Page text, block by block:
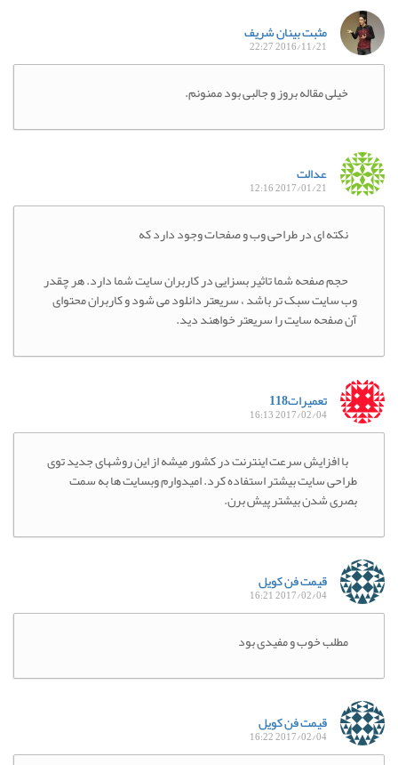
مثبت بینان شریف
2016/11/21 22:27
خیلی مقاله بروز و جالبی بود ممنونم.
عدالت
2017/01/21 12:16
نکته ای در طراحی وب و صفحات وجود دارد که
حجم صفحه شما تاثیر بسزایی در کاربران سایت شما دارد. هر چقدر
وب سایت سبک تر باشد ، سریعتر دانلود می شود و کاربران محتوای
آن صفحه سایت را سریعتر خواهند دید.
تعمیرات118
2017/02/04 16:13
با افزایش سرعت اینترنت در کشور میشه از این روشهای جدید توی
طراحی سایت بیشتر استفاده کرد. امیدوارم وبسایت ها به سمت
بصری شدن بیشتر پیش برن.
قیمت فن کویل
2017/02/04 16:21
مطلب خوب و مفیدی بود
قیمت فن کویل
2017/02/04 16:22